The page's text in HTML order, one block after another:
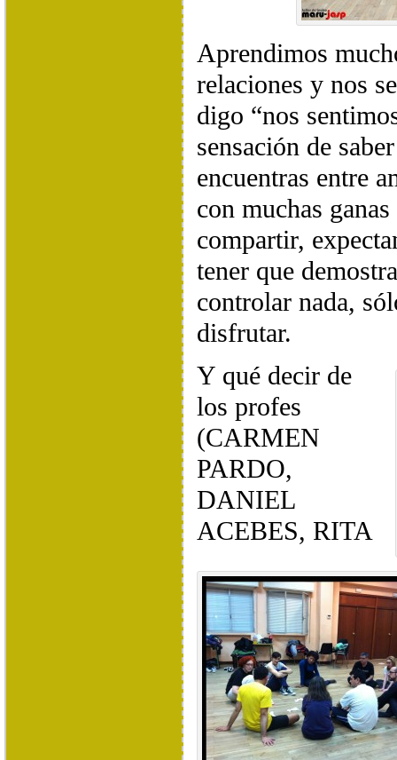
Aprendimos
relaciones y nos
digo “nos
sensación de
encuentras entre
con muchas
compartir,
tener que
controlar nada,
disfrutar.
Y qué decir de
los profes
(CARMEN
PARDO,
DANIEL
ACEBES, RITA